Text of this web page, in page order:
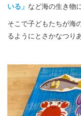
いる」 など海の生き物
そこで子どもたちが海
るようにとさかなつり